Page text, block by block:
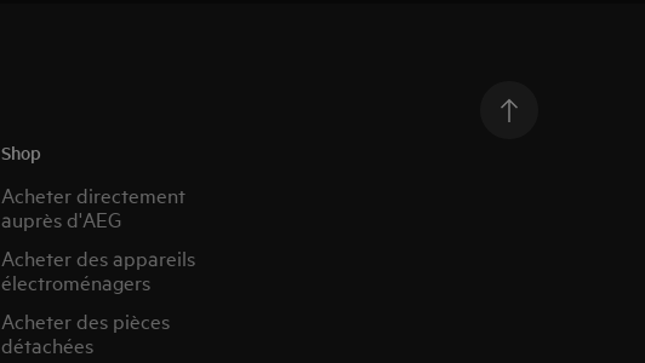
Shop
Acheter directement
auprès d'AEG
Acheter des appareils
électroménagers
Acheter des pièces
détachées